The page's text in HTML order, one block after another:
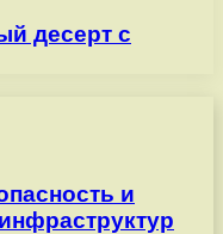
десерт с
и